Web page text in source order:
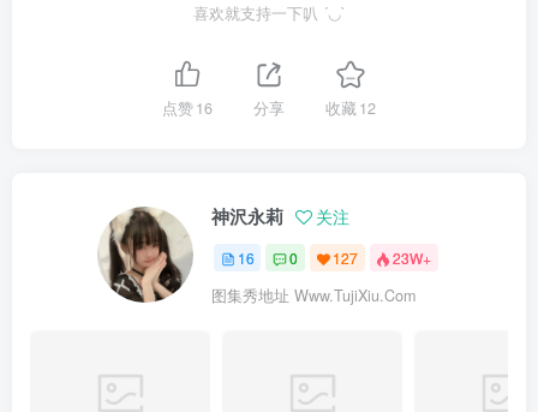
喜欢就支持一下叭 ´◡`
点赞16 分享 收藏12
神沢永莉 关注
16 0 127 23W+
图集秀地址 Www.TujiXiu.Com